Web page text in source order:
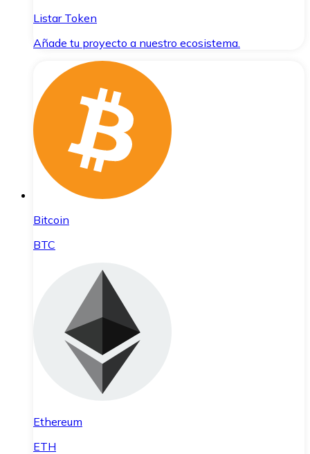
Listar Token
Añade tu proyecto a nuestro ecosistema.
Bitcoin
BTC
Ethereum
ETH